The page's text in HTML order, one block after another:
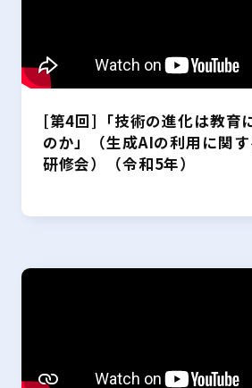
[第4回]「技術の進化は教育
のか」（生成AIの利用に関
研修会）（令和5年）